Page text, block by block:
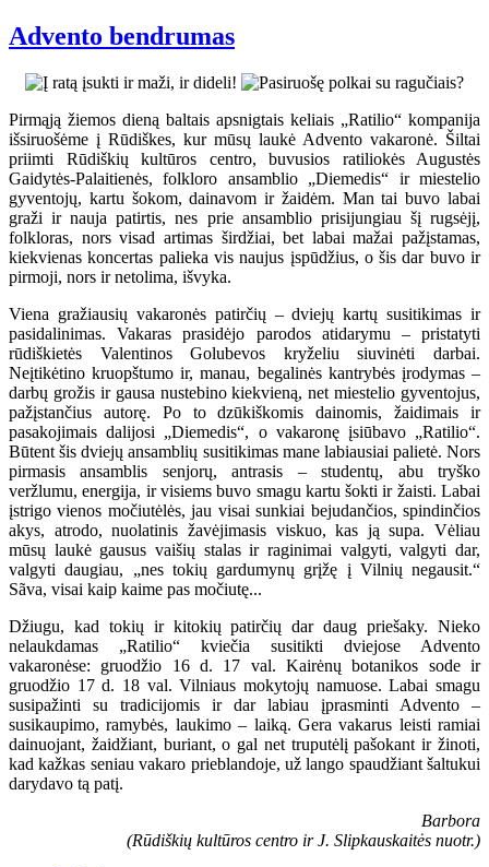
Advento bendrumas
Pirmąją žiemos dieną baltais apsnigtais keliais „Ratilio“ kompanija
išsiruošėme į Rūdiškes, kur mūsų laukė Advento vakaronė. Šiltai
priimti Rūdiškių kultūros centro, buvusios ratiliokės Augustės
Gaidytės-Palaitienės, folkloro ansamblio „Diemedis“ ir miestelio
gyventojų, kartu šokom, dainavom ir žaidėm. Man tai buvo labai
graži ir nauja patirtis, nes prie ansamblio prisijungiau šį rugsėjį,
folkloras, nors visad artimas širdžiai, bet labai mažai pažįstamas,
kiekvienas koncertas palieka vis naujus įspūdžius, o šis dar buvo ir
pirmoji, nors ir netolima, išvyka.
Viena gražiausių vakaronės patirčių – dviejų kartų susitikimas ir
pasidalinimas. Vakaras prasidėjo parodos atidarymu – pristatyti
rūdiškietės Valentinos Golubevos kryželiu siuvinėti darbai.
Neįtikėtino kruopštumo ir, manau, begalinės kantrybės įrodymas –
darbų grožis ir gausa nustebino kiekvieną, net miestelio gyventojus,
pažįstančius autorę. Po to dzūkiškomis dainomis, žaidimais ir
pasakojimais dalijosi „Diemedis“, o vakaronę įsiūbavo „Ratilio“.
Būtent šis dviejų ansamblių susitikimas mane labiausiai palietė. Nors
pirmasis ansamblis senjorų, antrasis – studentų, abu tryško
veržlumu, energija, ir visiems buvo smagu kartu šokti ir žaisti. Labai
įstrigo vienos močiutėlės, jau visai sunkiai bejudančios, spindinčios
akys, atrodo, nuolatinis žavėjimasis viskuo, kas ją supa. Vėliau
mūsų laukė gausus vaišių stalas ir raginimai valgyti, valgyti dar,
valgyti daugiau, „nes tokių gardumynų grįžę į Vilnių negausit.“
Sãva, visai kaip kaime pas močiutę...
Džiugu, kad tokių ir kitokių patirčių dar daug priešaky. Nieko
nelaukdamas „Ratilio“ kviečia susitikti dviejose Advento
vakaronėse: gruodžio 16 d. 17 val. Kairėnų botanikos sode ir
gruodžio 17 d. 18 val. Vilniaus mokytojų namuose. Labai smagu
susipažinti su tradicijomis ir dar labiau įprasminti Advento –
susikaupimo, ramybės, laukimo – laiką. Gera vakarus leisti ramiai
dainuojant, žaidžiant, buriant, o gal net truputėlį pašokant ir žinoti,
kad kažkas seniau vakaro prieblandoje, už lango spaudžiant šaltukui
darydavo tą patį.
Barbora
(Rūdiškių kultūros centro ir J. Slipkauskaitės nuotr.)